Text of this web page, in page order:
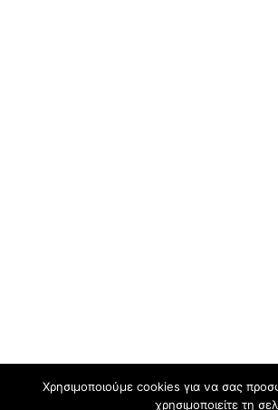
Χρησιμοποιούμε cookies για να σας
χρησιμοποιείτε τη